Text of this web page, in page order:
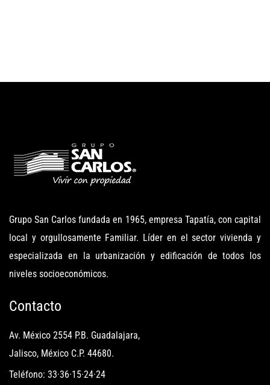
Grupo San Carlos fundada en 1965, empresa Tapatía, con capital
local y orgullosamente Familiar. Líder en el sector vivienda y
especializada en la urbanización y edificación de todos los
niveles socioeconómicos.
Contacto
Av. México 2554 P.B. Guadalajara,
Jalisco, México C.P. 44680.
Teléfono: 33·36·15·24·24